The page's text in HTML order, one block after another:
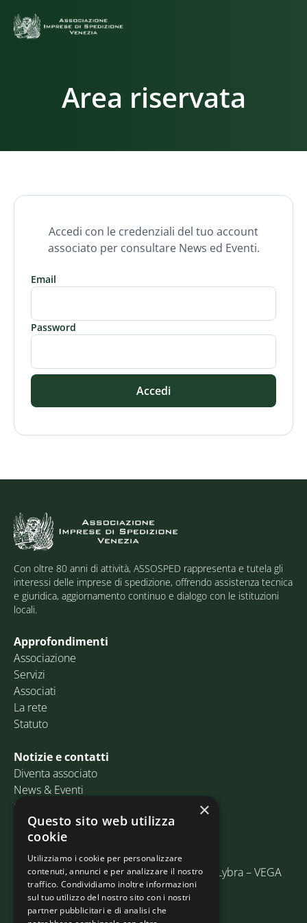
Area riservata
Accedi con le credenziali del tuo account
associato per consultare News ed Eventi.
Email
Password
Accedi
Con oltre 80 anni di attività, ASSOSPED rappresenta e tutela gli
interessi delle imprese di spedizione, offrendo assistenza tecnica
e giuridica, aggiornamento continuo e dialogo con le istituzioni
locali.
Approfondimenti
Associazione
Servizi
Associati
La rete
Statuto
Notizie e contatti
Diventa associato
News & Eventi
Contatti
Email:info@assosped.it
PEC: assospedvenezia@pec.fedespedi.it
Indirizzo: Via delle Industrie, 19/C Edificio Lybra – VEGA
30175 Marghera (VE)
×
Questo sito web utilizza
cookie
Utilizziamo i cookie per personalizzare
contenuti, annunci e per analizzare il nostro
traffico. Condividiamo inoltre informazioni
sul tuo utilizzo del nostro sito con i nostri
partner pubblicitari e di analisi che